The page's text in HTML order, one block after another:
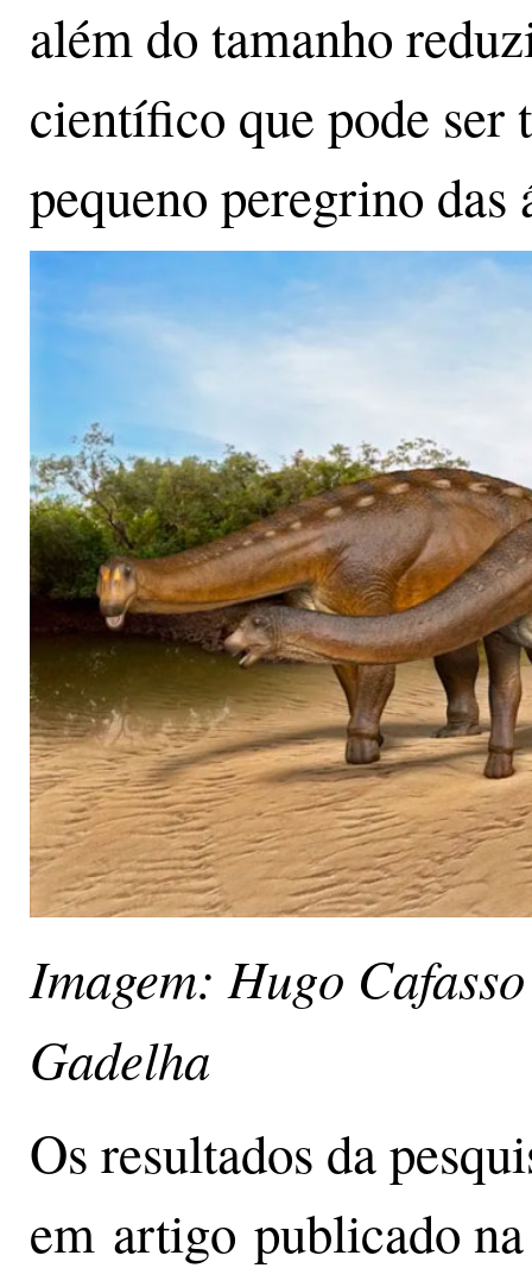
além do tamanho
científico que pode ser
pequeno peregrino das
Imagem: Hugo
Gadelha
Os resultados da
em artigo publicado